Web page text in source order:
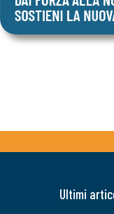
Ultimi